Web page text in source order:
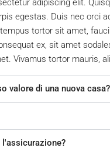
adipiscing elit.
egestas. Duis nec orci
tortor sit amet,
ex, sit amet
Vivamus tortor mauris,
valore di una nuova casa?